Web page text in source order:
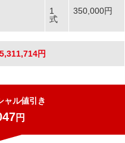
1
式
350,000円
5,311,714円
ャル値引き
円